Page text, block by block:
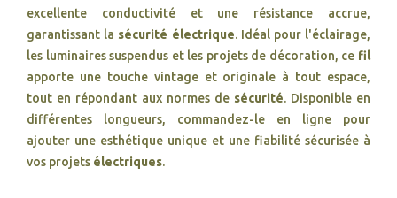
excellente conductivité et une résistance accrue,
garantissant la sécurité électrique. Idéal pour l'éclairage,
les luminaires suspendus et les projets de décoration, ce fil
apporte une touche vintage et originale à tout espace,
tout en répondant aux normes de sécurité. Disponible en
différentes longueurs, commandez-le en ligne pour
ajouter une esthétique unique et une fiabilité sécurisée à
vos projets électriques.